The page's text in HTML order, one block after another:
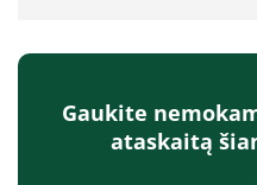
Gaukite
ataskaitą